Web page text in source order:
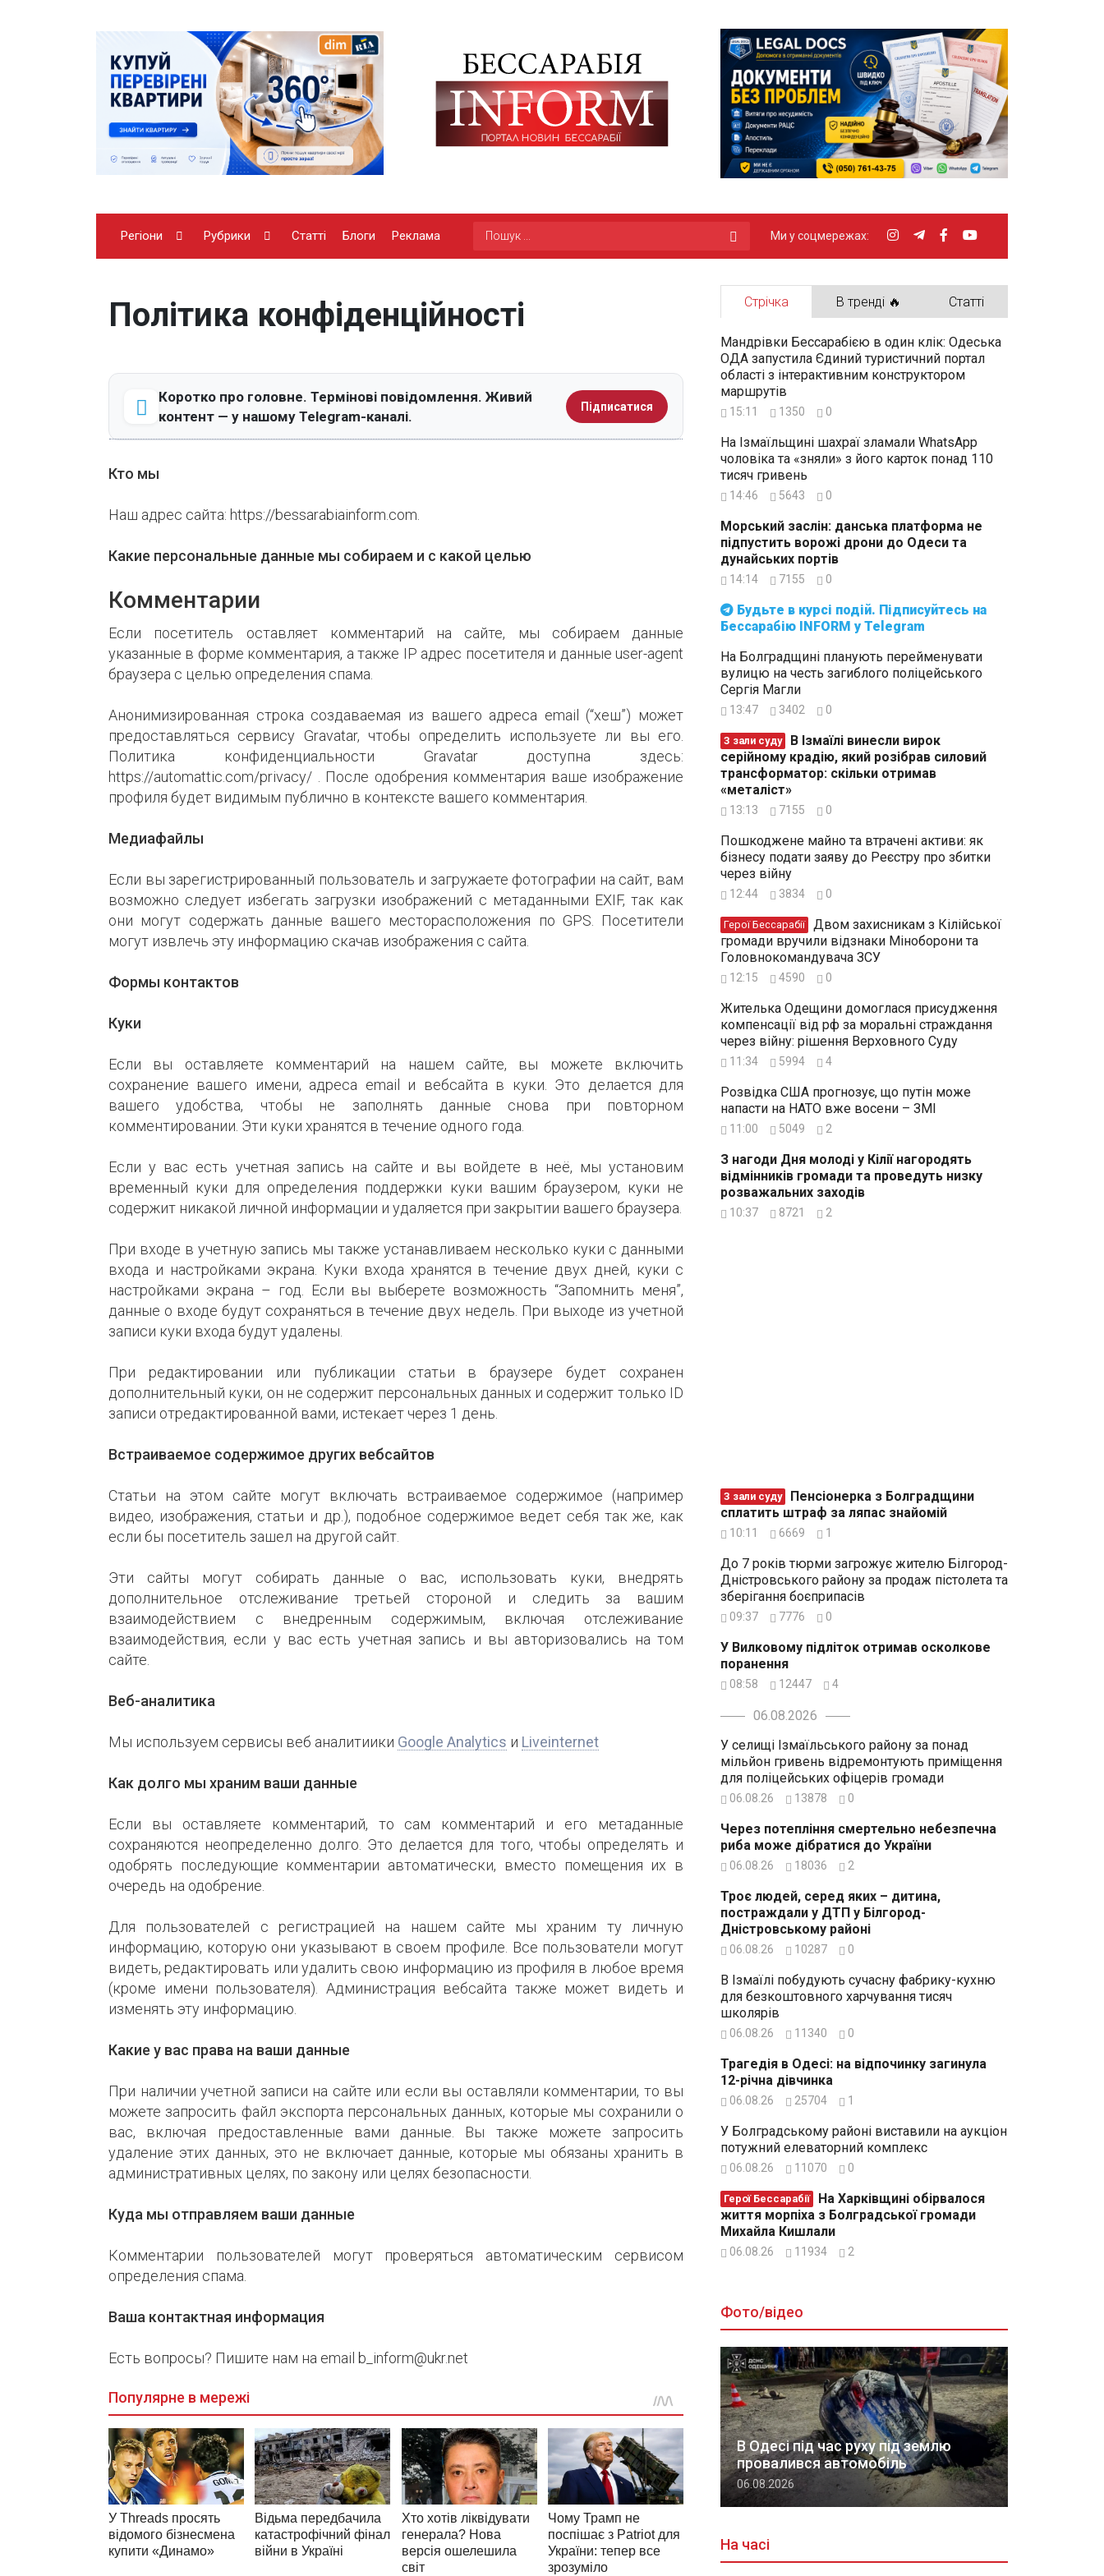
Регіони Рубрики Статті Блоги Реклама Ми у соцмережах:
Політика конфіденційності
Коротко про головне. Термінові повідомлення. Живий
контент — у нашому Telegram-каналі.
Підписатися
Кто мы
Наш адрес сайта: https://bessarabiainform.com.
Какие персональные данные мы собираем и с какой целью
Комментарии
Если посетитель оставляет комментарий на сайте, мы собираем данные
указанные в форме комментария, а также IP адрес посетителя и данные user-agent
браузера с целью определения спама.
Анонимизированная строка создаваемая из вашего адреса email (“хеш”) может
предоставляться сервису Gravatar, чтобы определить используете ли вы его.
Политика конфиденциальности Gravatar доступна здесь:
https://automattic.com/privacy/ . После одобрения комментария ваше изображение
профиля будет видимым публично в контексте вашего комментария.
Медиафайлы
Если вы зарегистрированный пользователь и загружаете фотографии на сайт, вам
возможно следует избегать загрузки изображений с метаданными EXIF, так как
они могут содержать данные вашего месторасположения по GPS. Посетители
могут извлечь эту информацию скачав изображения с сайта.
Формы контактов
Куки
Если вы оставляете комментарий на нашем сайте, вы можете включить
сохранение вашего имени, адреса email и вебсайта в куки. Это делается для
вашего удобства, чтобы не заполнять данные снова при повторном
комментировании. Эти куки хранятся в течение одного года.
Если у вас есть учетная запись на сайте и вы войдете в неё, мы установим
временный куки для определения поддержки куки вашим браузером, куки не
содержит никакой личной информации и удаляется при закрытии вашего браузера.
При входе в учетную запись мы также устанавливаем несколько куки с данными
входа и настройками экрана. Куки входа хранятся в течение двух дней, куки с
настройками экрана – год. Если вы выберете возможность “Запомнить меня”,
данные о входе будут сохраняться в течение двух недель. При выходе из учетной
записи куки входа будут удалены.
При редактировании или публикации статьи в браузере будет сохранен
дополнительный куки, он не содержит персональных данных и содержит только ID
записи отредактированной вами, истекает через 1 день.
Встраиваемое содержимое других вебсайтов
Статьи на этом сайте могут включать встраиваемое содержимое (например
видео, изображения, статьи и др.), подобное содержимое ведет себя так же, как
если бы посетитель зашел на другой сайт.
Эти сайты могут собирать данные о вас, использовать куки, внедрять
дополнительное отслеживание третьей стороной и следить за вашим
взаимодействием с внедренным содержимым, включая отслеживание
взаимодействия, если у вас есть учетная запись и вы авторизовались на том
сайте.
Веб-аналитика
Мы используем сервисы веб аналитиики Google Analytics и Liveinternet
Как долго мы храним ваши данные
Если вы оставляете комментарий, то сам комментарий и его метаданные
сохраняются неопределенно долго. Это делается для того, чтобы определять и
одобрять последующие комментарии автоматически, вместо помещения их в
очередь на одобрение.
Для пользователей с регистрацией на нашем сайте мы храним ту личную
информацию, которую они указывают в своем профиле. Все пользователи могут
видеть, редактировать или удалить свою информацию из профиля в любое время
(кроме имени пользователя). Администрация вебсайта также может видеть и
изменять эту информацию.
Какие у вас права на ваши данные
При наличии учетной записи на сайте или если вы оставляли комментарии, то вы
можете запросить файл экспорта персональных данных, которые мы сохранили о
вас, включая предоставленные вами данные. Вы также можете запросить
удаление этих данных, это не включает данные, которые мы обязаны хранить в
административных целях, по закону или целях безопасности.
Куда мы отправляем ваши данные
Комментарии пользователей могут проверяться автоматическим сервисом
определения спама.
Ваша контактная информация
Есть вопросы? Пишите нам на email b_inform@ukr.net
Стрічка В тренді 🔥 Статті
Бессарабію INFORM у Telegram
Мандрівки Бессарабією в один клік: Одеська
ОДА запустила Єдиний туристичний портал
області з інтерактивним конструктором
маршрутів
15:11 1350 0
На Ізмаїльщині шахраї зламали WhatsApp
чоловіка та «зняли» з його карток понад 110
тисяч гривень
14:46 5643 0
Морський заслін: данська платформа не
підпустить ворожі дрони до Одеси та
дунайських портів
14:14 7155 0
На Болградщині планують перейменувати
вулицю на честь загиблого поліцейського
Сергія Магли
13:47 3402 0
З зали суду
серійному крадію, який розібрав силовий
трансформатор: скільки отримав
«металіст»
13:13 7155 0
Пошкоджене майно та втрачені активи: як
бізнесу подати заяву до Реєстру про збитки
через війну
12:44 3834 0
Герої Бессарабії
громади вручили відзнаки Міноборони та
Головнокомандувача ЗСУ
12:15 4590 0
Жителька Одещини домоглася присудження
компенсації від рф за моральні страждання
через війну: рішення Верховного Суду
11:34 5994 4
Розвідка США прогнозує, що путін може
напасти на НАТО вже восени – ЗМІ
11:00 5049 2
З нагоди Дня молоді у Кілії нагородять
відмінників громади та проведуть низку
розважальних заходів
10:37 8721 2
З зали суду
сплатить штраф за ляпас знайомій
10:11 6669 1
До 7 років тюрми загрожує жителю Білгород-
Дністровського району за продаж пістолета та
зберігання боєприпасів
09:37 7776 0
У Вилковому підліток отримав осколкове
поранення
08:58 12447 4
06.08.2026
У селищі Ізмаїльського району за понад
мільйон гривень відремонтують приміщення
для поліцейських офіцерів громади
06.08.26 13878 0
Через потепління смертельно небезпечна
риба може дібратися до України
06.08.26 18036 2
Троє людей, серед яких – дитина,
постраждали у ДТП у Білгород-
Дністровському районі
06.08.26 10287 0
В Ізмаїлі побудують сучасну фабрику-кухню
для безкоштовного харчування тисяч
школярів
06.08.26 11340 0
Трагедія в Одесі: на відпочинку загинула
12-річна дівчинка
06.08.26 25704 1
У Болградському районі виставили на аукціон
потужний елеваторний комплекс
06.08.26 11070 0
Герої Бессарабії
життя морпіха з Болградської громади
Михайла Кишлали
06.08.26 11934 2
Фото/відео
В Одесі під час руху під землю
провалився автомобіль
06.08.2026
На часі